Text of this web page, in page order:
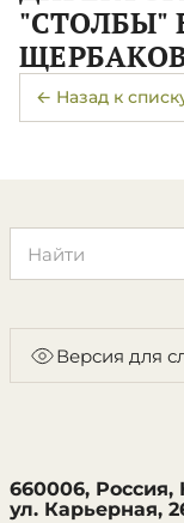
"СТОЛБЫ"
← Назад к
Версия для
660006, Россия,
ул. Карьерная,